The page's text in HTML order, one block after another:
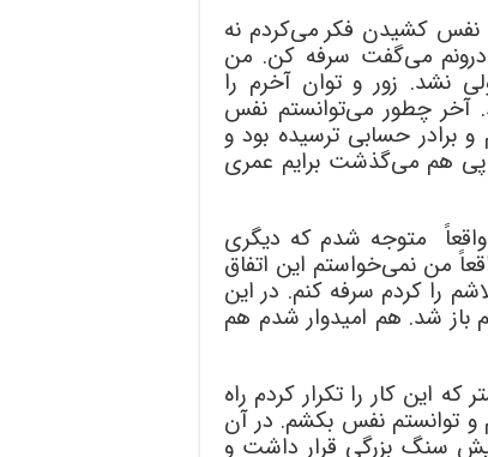
نفس کشیدن فکر می‌کردم نه
می‌گفت سرفه کن. من
نشد. زور و توان آخرم را
آخر چطور می‌توانستم نفس
برادر حسابی ترسیده بود و
پی هم می‌گذشت برایم عمری
متوجه شدم که دیگری
من نمی‌خواستم این اتفاق
را کردم سرفه کنم. در این
شد. هم امیدوار شدم هم
این کار را تکرار کردم راه
و توانستم نفس بکشم. در آن
سنگ بزرگی قرار داشت و